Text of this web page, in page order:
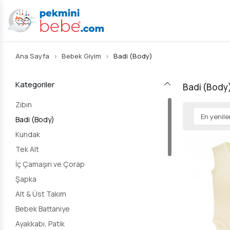
Ana Sayfa Bebek Giyim Badi (Body)
Kategoriler
Zıbın
Badi (Body)
Kundak
Tek Alt
İç Çamaşırı ve Çorap
Şapka
Alt & Üst Takım
Bebek Battaniye
Ayakkabı, Patik
Badi